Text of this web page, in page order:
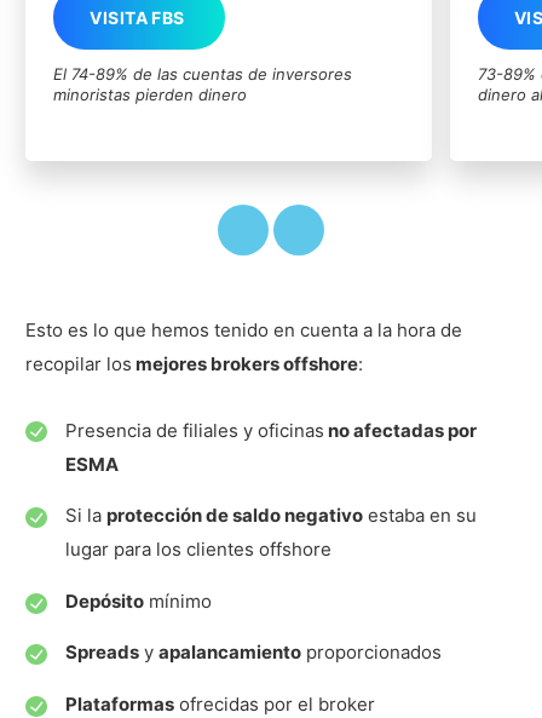
VISITA FBS
El 74-89% de las cuentas de inversores
minoristas pierden dinero
73-
dinero
Esto es lo que hemos tenido en cuenta a la hora de
recopilar los mejores brokers offshore:
Presencia de filiales y oficinas no afectadas por
ESMA
Si la protección de saldo negativoestaba en su
lugar para los clientes offshore
Depósitomínimo
Spreadsy apalancamientoproporcionados
Plataformasofrecidas por el broker